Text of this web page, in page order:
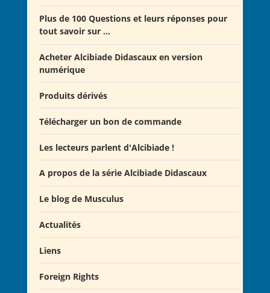
Offre Spéciale “De la fin de la République romaine à
la fondation de l’Empire”
Offre Collection complète Alcibiade Didascaux
Plus de 100 Questions et leurs réponses pour
tout savoir sur ...
Acheter Alcibiade Didascaux en version
numérique
Produits dérivés
Télécharger un bon de commande
Les lecteurs parlent d'Alcibiade !
Les lecteurs en parlent - Livre d'0r
Flipbook Exposé Alcibiade Didascaux
A propos de la série Alcibiade Didascaux
Le blog de Musculus
Actualités
Actualités
Salons du Livre
Liens
Foreign Rights